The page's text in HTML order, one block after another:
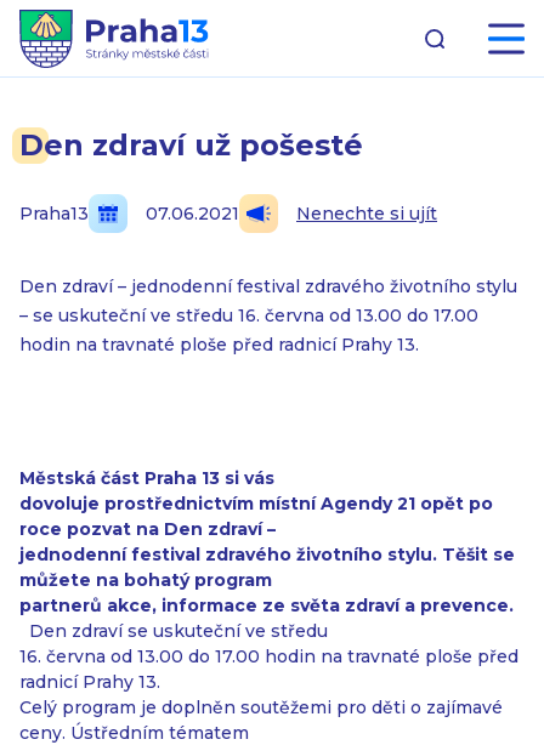
Den zdraví už pošesté
Praha13 07.06.2021 Nenechte si ujít
Den zdraví – jednodenní festival zdravého životního stylu
– se uskuteční ve středu 16. června od 13.00 do 17.00
hodin na travnaté ploše před radnicí Prahy 13.
Městská část Praha 13 si vás
dovoluje prostřednictvím místní Agendy 21 opět po
roce pozvat na Den zdraví –
jednodenní festival zdravého životního stylu. Těšit se
můžete na bohatý program
partnerů akce, informace ze světa zdraví a prevence.
Den zdraví se uskuteční ve středu
16. června od 13.00 do 17.00 hodin na travnaté ploše před
radnicí Prahy 13.
Celý program je doplněn soutěžemi pro děti o zajímavé
ceny. Ústředním tématem